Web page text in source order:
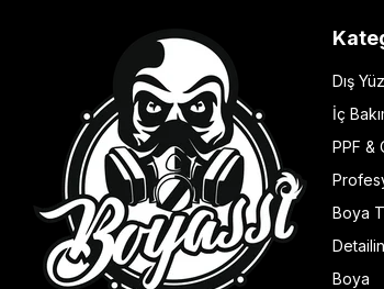
Dış
İç
PPF &
Boya
Boya